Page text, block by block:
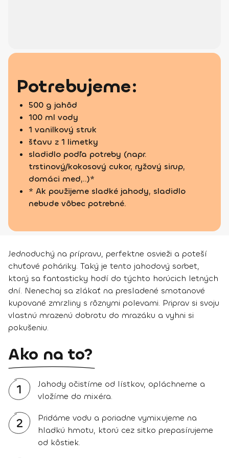
Potrebujeme:
500 g jahôd
100 ml vody
1 vanilkový struk
šťavu z 1 limetky
sladidlo podľa potreby (napr.
trstinový/kokosový cukor, ryžový sirup,
domáci med,..)*
* Ak použijeme sladké jahody, sladidlo
nebude vôbec potrebné.
Jednoduchý na prípravu, perfektne osvieži a poteší
chuťové poháriky. Taký je tento jahodový sorbet,
ktorý sa fantasticky hodí do týchto horúcich letných
dní. Nenechaj sa zlákať na presladené smotanové
kupované zmrzliny s rôznymi polevami. Priprav si svoju
vlastnú mrazenú dobrotu do mrazáku a vyhni si
pokušeniu.
Ako na to?
1
Jahody očistíme od lístkov, opláchneme a
vložíme do mixéra.
2
Pridáme vodu a poriadne vymixujeme na
hladkú hmotu, ktorú cez sitko prepasírujeme
od kôstiek.